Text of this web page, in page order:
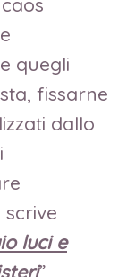
quegli
fissarne
dallo
luci e
”